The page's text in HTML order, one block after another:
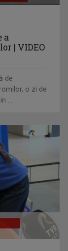
a
| VIDEO
de
o zi de
...